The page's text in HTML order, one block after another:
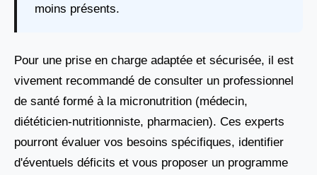
moins présents.
Pour une prise en charge adaptée et sécurisée, il est
vivement recommandé de consulter un professionnel
de santé formé à la micronutrition (médecin,
diététicien-nutritionniste, pharmacien). Ces experts
pourront évaluer vos besoins spécifiques, identifier
d'éventuels déficits et vous proposer un programme